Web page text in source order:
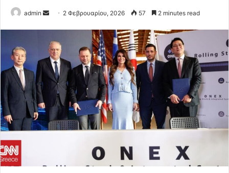
admin
Send 2 Φεβρουαρίου, 2026 57 2 minutes read